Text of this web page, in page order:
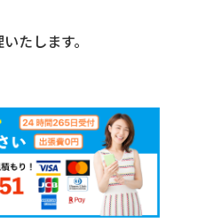
たします。